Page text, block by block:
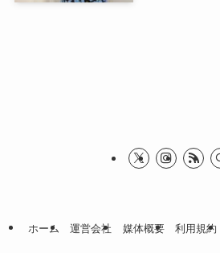
ホーム 運営会社 媒体概要 利用規約